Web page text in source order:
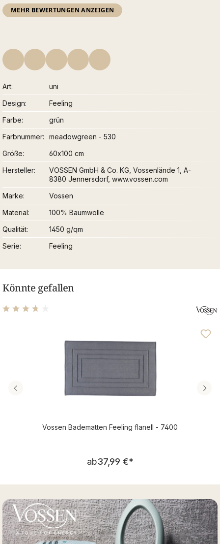
MEHR BEWERTUNGEN ANZEIGEN
Art
uni
Design
Feeling
Farbe
grün
Farbnummer
meadowgreen - 530
Größe
60x100 cm
Hersteller
VOSSEN GmbH & Co. KG, Vossenlände 1, A-
8380 Jennersdorf, www.vossen.com
Marke
Vossen
Material
100% Baumwolle
Qualität
1450 g/qm
Serie
Feeling
Könnte gefallen
Vossen Badematten Feeling flanell - 7400
Regulärer Preis:
ab37,99 €*